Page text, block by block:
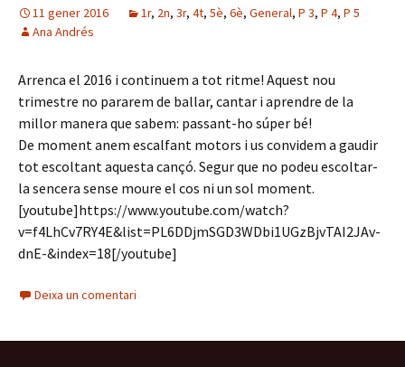
11 gener 2016 1r, 2n, 3r, 4t, 5è, 6è, General, P 3, P 4, P 5
Ana Andrés
Arrenca el 2016 i continuem a tot ritme! Aquest nou
trimestre no pararem de ballar, cantar i aprendre de la
millor manera que sabem: passant-ho súper bé!
De moment anem escalfant motors i us convidem a gaudir
tot escoltant aquesta cançó. Segur que no podeu escoltar-
la sencera sense moure el cos ni un sol moment.
[youtube]https://www.youtube.com/watch?
v=f4LhCv7RY4E&list=PL6DDjmSGD3WDbi1UGzBjvTAI2JAv-
dnE-&index=18[/youtube]
Deixa un comentari